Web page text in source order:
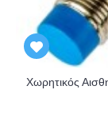
Χωρητικός